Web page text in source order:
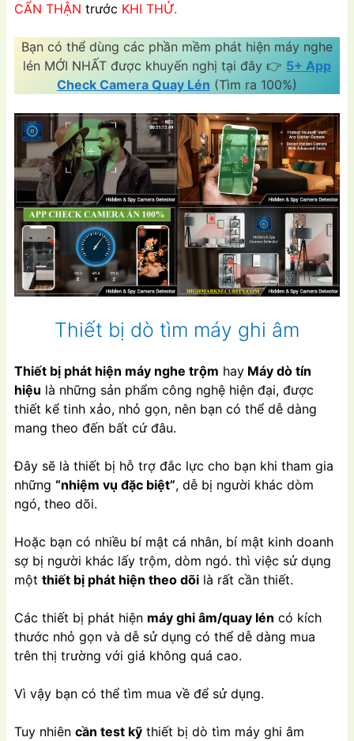
CẨN THẬN trước KHI THỬ.
Bạn có thể dùng các phần mềm phát hiện máy nghe
lén MỚI NHẤT được khuyến nghị tại đây 👉 5+ App
Check Camera Quay Lén (Tìm ra 100%)
Thiết bị dò tìm máy ghi âm
Thiết bị phát hiện máy nghe trộm hay Máy dò tín
hiệu là những sản phẩm công nghệ hiện đại, được
thiết kể tinh xảo, nhỏ gọn, nên bạn có thể dễ dàng
mang theo đến bất cứ đâu.
Đây sẽ là thiết bị hỗ trợ đắc lực cho bạn khi tham gia
những “nhiệm vụ đặc biệt”, dễ bị người khác dòm
ngó, theo dõi.
Hoặc bạn có nhiều bí mật cá nhân, bí mật kinh doanh
sợ bị người khác lấy trộm, dòm ngó. thì việc sử dụng
một thiết bị phát hiện theo dõi là rất cần thiết.
Các thiết bị phát hiện máy ghi âm/quay lén có kích
thước nhỏ gọn và dễ sử dụng có thể dễ dàng mua
trên thị trường với giá không quá cao.
Vì vậy bạn có thể tìm mua về để sử dụng.
Tuy nhiên cần test kỹ thiết bị dò tìm máy ghi âm